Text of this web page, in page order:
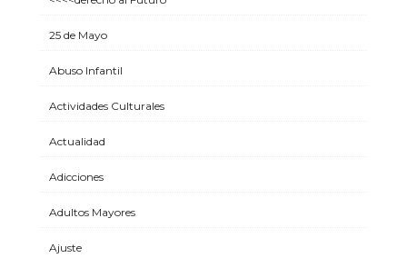
25 de Mayo
Abuso Infantil
Actividades Culturales
Actualidad
Adicciones
Adultos Mayores
Ajuste